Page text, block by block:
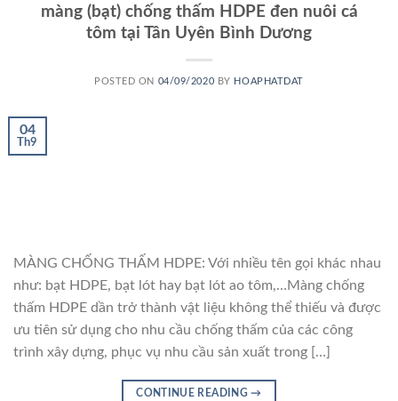
màng (bạt) chống thấm HDPE đen nuôi cá
tôm tại Tân Uyên Bình Dương
POSTED ON 04/09/2020 BY HOAPHATDAT
04
Th9
MÀNG CHỐNG THẤM HDPE: Với nhiều tên gọi khác nhau
như: bạt HDPE, bạt lót hay bạt lót ao tôm,…Màng chống
thấm HDPE dần trở thành vật liệu không thể thiếu và được
ưu tiên sử dụng cho nhu cầu chống thấm của các công
trình xây dựng, phục vụ nhu cầu sản xuất trong […]
CONTINUE READING→